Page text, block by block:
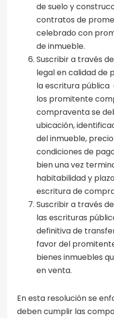
de suelo y
contratos de
celebrado con
de inmueble.
Suscribir a través
legal en calidad de
la escritura
los promitente
compraventa se
ubicación,
del inmueble,
condiciones de
bien una vez
habitabilidad y
escritura de
Suscribir a través
las escrituras
definitiva de
favor del
bienes inmuebles
en venta.
En esta resolución se
deben cumplir las